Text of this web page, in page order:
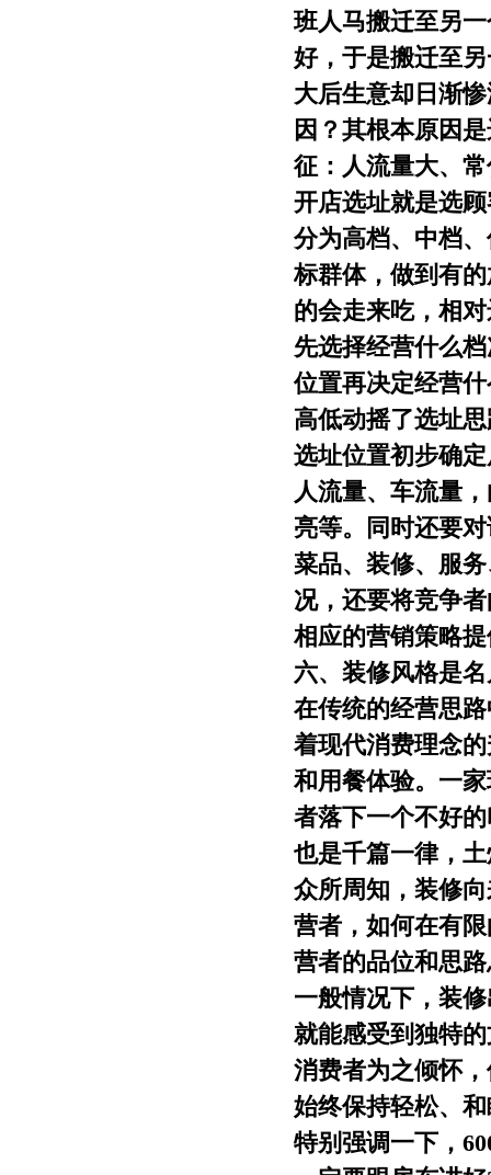
班人马搬迁至另
好，于是搬迁至
大后生意却日渐
因？其根本原因
征：人流量大、
开店选址就是选
分为高档、中档
标群体，做到有
的会走来吃，相
先选择经营什么
位置再决定经营
高低动摇了选址
选址位置初步确
人流量、车流量
亮等。同时还要
菜品、装修、服
况，还要将竞争
相应的营销策略
六、装修风格是
在传统的经营思
着现代消费理念
和用餐体验。一
者落下一个不好
也是千篇一律，
众所周知，装修
营者，如何在有
营者的品位和思
一般情况下，装
就能感受到独特
消费者为之倾怀
始终保持轻松、
特别强调一下，